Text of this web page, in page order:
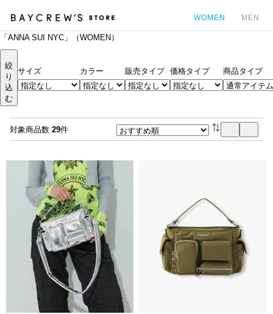
WOMEN MEN
「ANNA SUI NYC」（WOMEN）
絞
り
込
む
サイズ カラー 販売タイプ 価格タイプ 商品タイプ
対象商品数 29件